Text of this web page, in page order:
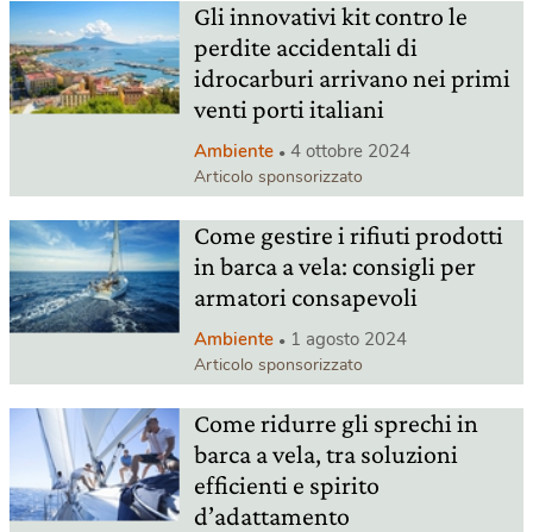
Gli innovativi kit contro le
perdite accidentali di
idrocarburi arrivano nei primi
venti porti italiani
Ambiente 4 ottobre 2024
Articolo sponsorizzato
Come gestire i rifiuti prodotti
in barca a vela: consigli per
armatori consapevoli
Ambiente 1 agosto 2024
Articolo sponsorizzato
Come ridurre gli sprechi in
barca a vela, tra soluzioni
efficienti e spirito
d’adattamento